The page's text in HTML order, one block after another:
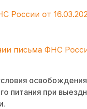
России от
письма ФНС
питания при